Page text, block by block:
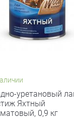
уретановый
Яхтный
0,9 кг